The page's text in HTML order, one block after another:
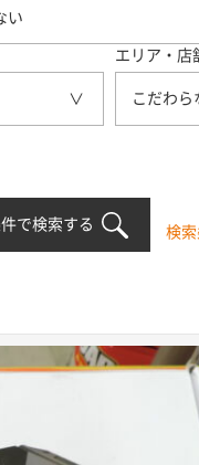
い
エリア・店
こだわら
で検索する 検